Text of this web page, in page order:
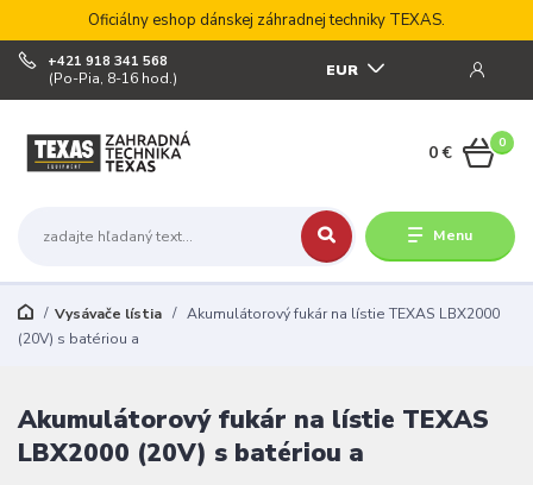
Oficiálny eshop dánskej záhradnej techniky TEXAS.
Menu
EUR
+421 918 341 568
(Po-Pia, 8-16 hod.)
0
0 €
Vysávače lístia
Akumulátorový fukár na lístie TEXAS LBX2000
(20V) s batériou a
Akumulátorový fukár na lístie TEXAS
LBX2000 (20V) s batériou a